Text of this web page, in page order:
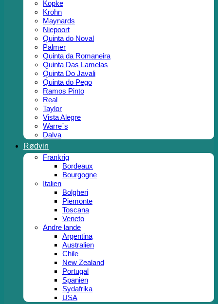
Kopke
Krohn
Maynards
Niepoort
Quinta do Noval
Palmer
Quinta da Romaneira
Quinta Das Lamelas
Quinta Do Javali
Quinta do Pego
Ramos Pinto
Real
Taylor
Vista Alegre
Warre´s
Dalva
Rødvin
Frankrig
Bordeaux
Bourgogne
Italien
Bolgheri
Piemonte
Toscana
Veneto
Andre lande
Argentina
Australien
Chile
New Zealand
Portugal
Spanien
Sydafrika
USA